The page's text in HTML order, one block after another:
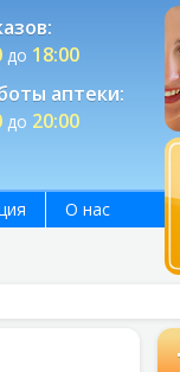
до 18:00
аптеки:
до 20:00
О нас